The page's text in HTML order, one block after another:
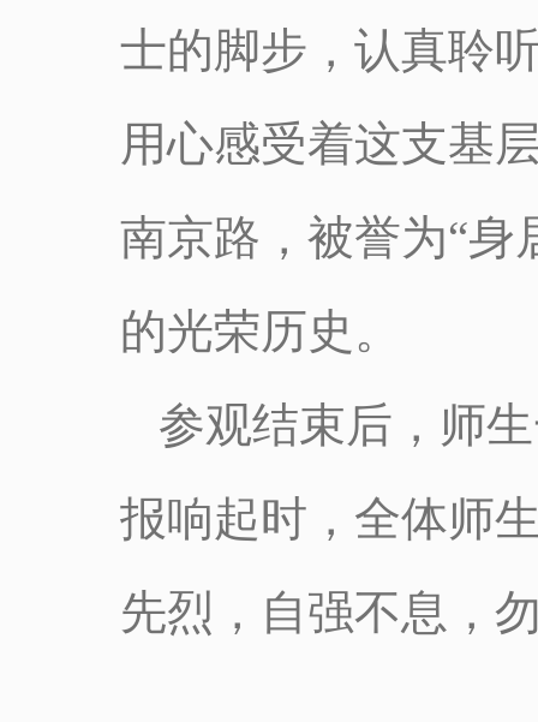
士的脚步，认真聆
用心感受着这支基
南京路，被誉为“身
的光荣历史。
参观结束后，师
报响起时，全体师
先烈，自强不息，